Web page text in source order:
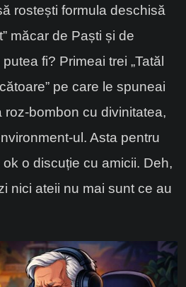
rostești formula deschisă
măcar de Paști și de
fi? Primeai trei „Tatăl
” pe care le spuneai
roz-bombon cu divinitatea,
ul. Asta pentru
o discuție cu amicii. Deh,
nici ateii nu mai sunt ce au